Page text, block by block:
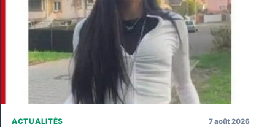
ACTUALITÉS 7 août 2026